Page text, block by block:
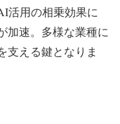
活用の相乗効果に
加速。多様な業種に
支える鍵となりま